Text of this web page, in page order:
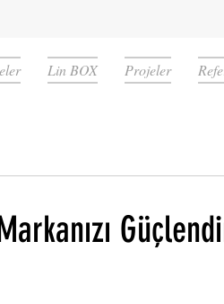
Lin BOX Projeler